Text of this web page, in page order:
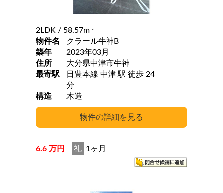
2LDK / 58.57m 2
物件名
クラール牛神B
築年
2023年03月
住所
大分県中津市牛神
最寄駅
日豊本線 中津 駅 徒歩 24
分
構造
木造
6.6 万円 礼 1ヶ月